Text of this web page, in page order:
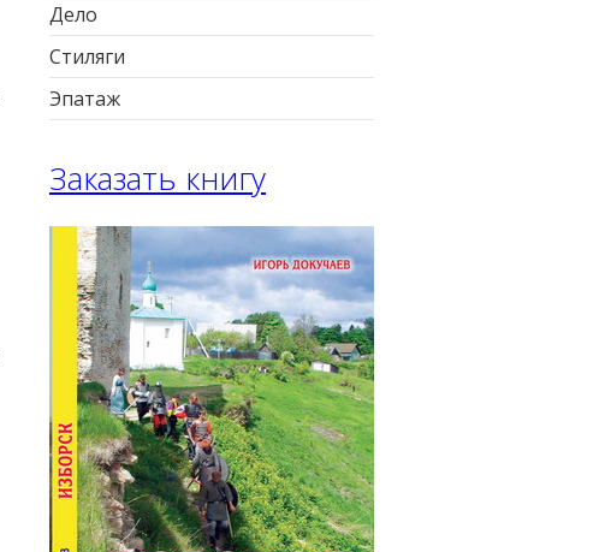
Дело
Стиляги
Эпатаж
Заказать книгу